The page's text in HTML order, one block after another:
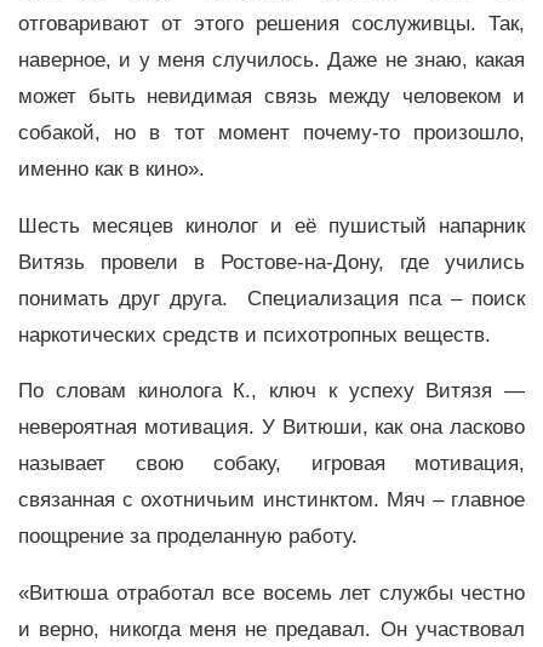
отговаривают от этого решения сослуживцы. Так,
наверное, и у меня случилось. Даже не знаю, какая
может быть невидимая связь между человеком и
собакой, но в тот момент почему-то произошло,
именно как в кино».
Шесть месяцев кинолог и её пушистый напарник
Витязь провели в Ростове-на-Дону, где учились
понимать друг друга. Специализация пса – поиск
наркотических средств и психотропных веществ.
По словам кинолога К., ключ к успеху Витязя —
невероятная мотивация. У Витюши, как она ласково
называет свою собаку, игровая мотивация,
связанная с охотничьим инстинктом. Мяч – главное
поощрение за проделанную работу.
«Витюша отработал все восемь лет службы честно
и верно, никогда меня не предавал. Он участвовал